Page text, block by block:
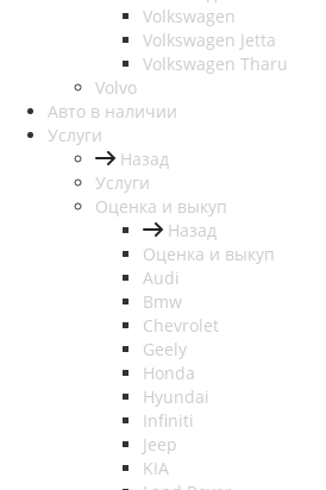
Volkswagen
Volkswagen Jetta
Volkswagen Tharu
Volvo
Авто в наличии
Услуги
Назад
Услуги
Оценка и выкуп
Назад
Оценка и выкуп
Audi
Bmw
Chevrolet
Geely
Honda
Hyundai
Infiniti
Jeep
KIA